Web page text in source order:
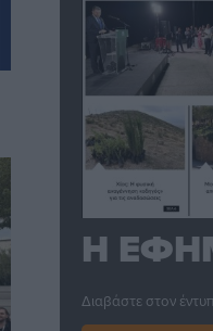
Η
Διαβάστε στον